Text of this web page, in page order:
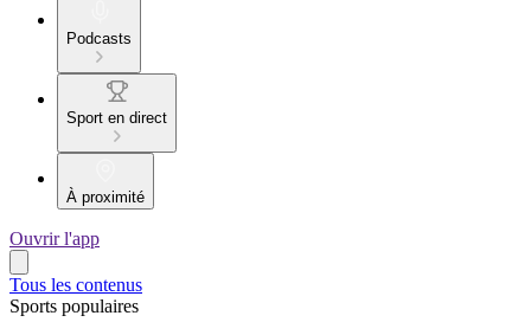
Podcasts
Sport en direct
À proximité
Ouvrir l'app
Tous les contenus
Sports populaires